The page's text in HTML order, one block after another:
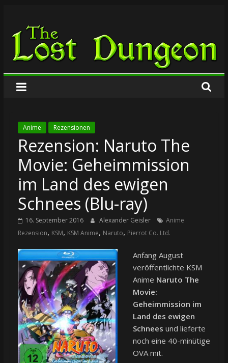
springen
The
Lost
Dungeon
Anime Rezensionen
Rezension: Naruto The
Movie: Geheimmission
im Land des ewigen
Schnees (Blu-ray)
16. September 2016 Alexander Geisler
Anime
Rezension, KSM, KSM Anime, Naruto, Pierrot Co. Ltd.
Anfang August
veröffentlichte KSM
Anime Naruto The
Movie:
Geheimmission im
Land des ewigen
Schnees und lieferte
noch eine 40-minütige
OVA mit.